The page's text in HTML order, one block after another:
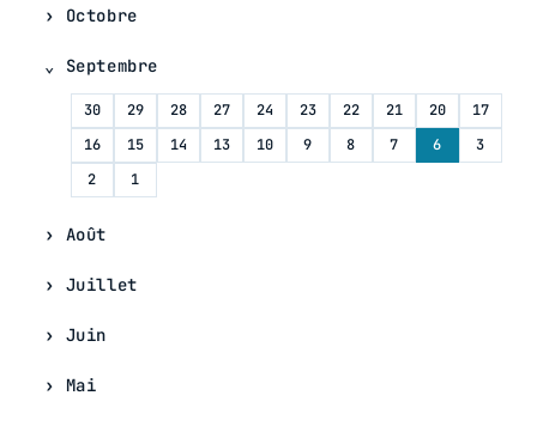
Octobre
Septembre
30 29 28 27 24 23 22 21 20
17
16
15 14 13 10 9 8 7 6
3
2
1
Août
Juillet
Juin
Mai